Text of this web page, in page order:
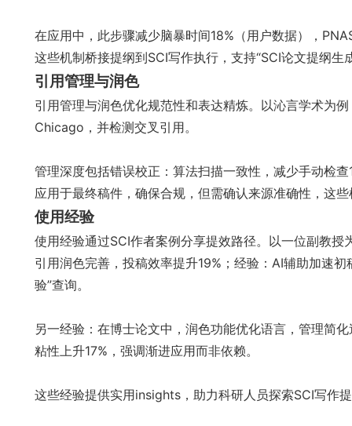
在应用中，此步骤减少脑暴时间18%（用户数据），
这些机制桥接提纲到SCI写作执行，支持“SCI论文提纲生
引用管理与润色
引用管理与润色优化规范性和表达精炼。以沁言学术为
Chicago，并检测交叉引用。
管理深度包括错误校正：算法扫描一致性，减少手动检
应用于最终稿件，确保合规，但需确认来源准确性，这
使用经验
使用经验通过SCI作者案例分享提效路径。以一位副教
引用润色完善，投稿效率提升19%；经验：AI辅助加速
验”查询。
另一经验：在博士论文中，润色功能优化语言，管理简
粘性上升17%，强调渐进应用而非依赖。
这些经验提供实用insights，助力科研人员探索SCI写作